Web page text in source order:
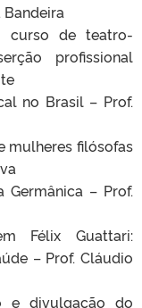
curso de teatro-
profissional
no Brasil – Prof.
mulheres filósofas
Germânica – Prof.
Félix Guattari:
– Prof. Cláudio
e divulgação do